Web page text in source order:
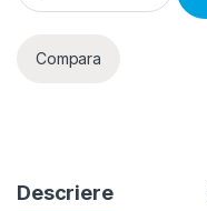
Compara
Descriere